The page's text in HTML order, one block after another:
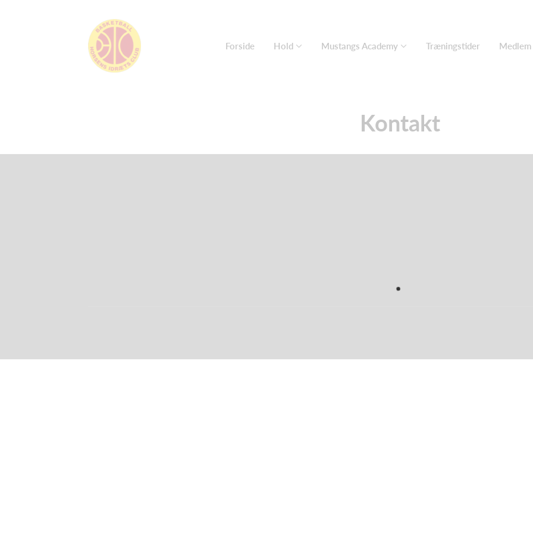
Forside Hold Mustangs Academy Træningstider Medlem
Kontakt